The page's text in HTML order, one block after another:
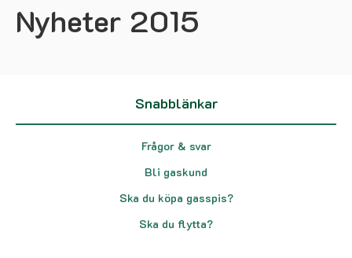
Nyheter 2015
Snabblänkar
Frågor & svar
Bli gaskund
Ska du köpa gasspis?
Ska du flytta?